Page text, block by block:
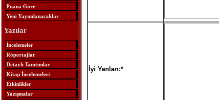
Puana Göre
Yeni Yayımlanacaklar
Yazılar
İncelemeler
Röportajlar
Detaylı Tanıtımlar
Kitap İncelemeleri
Etkinlikler
Yazışmalar
İyi Yanları:*